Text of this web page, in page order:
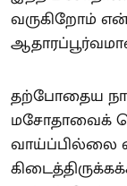
வருகிறோம்
தற்போதைய
மசோதாவைக்
வாய்ப்பில்லை